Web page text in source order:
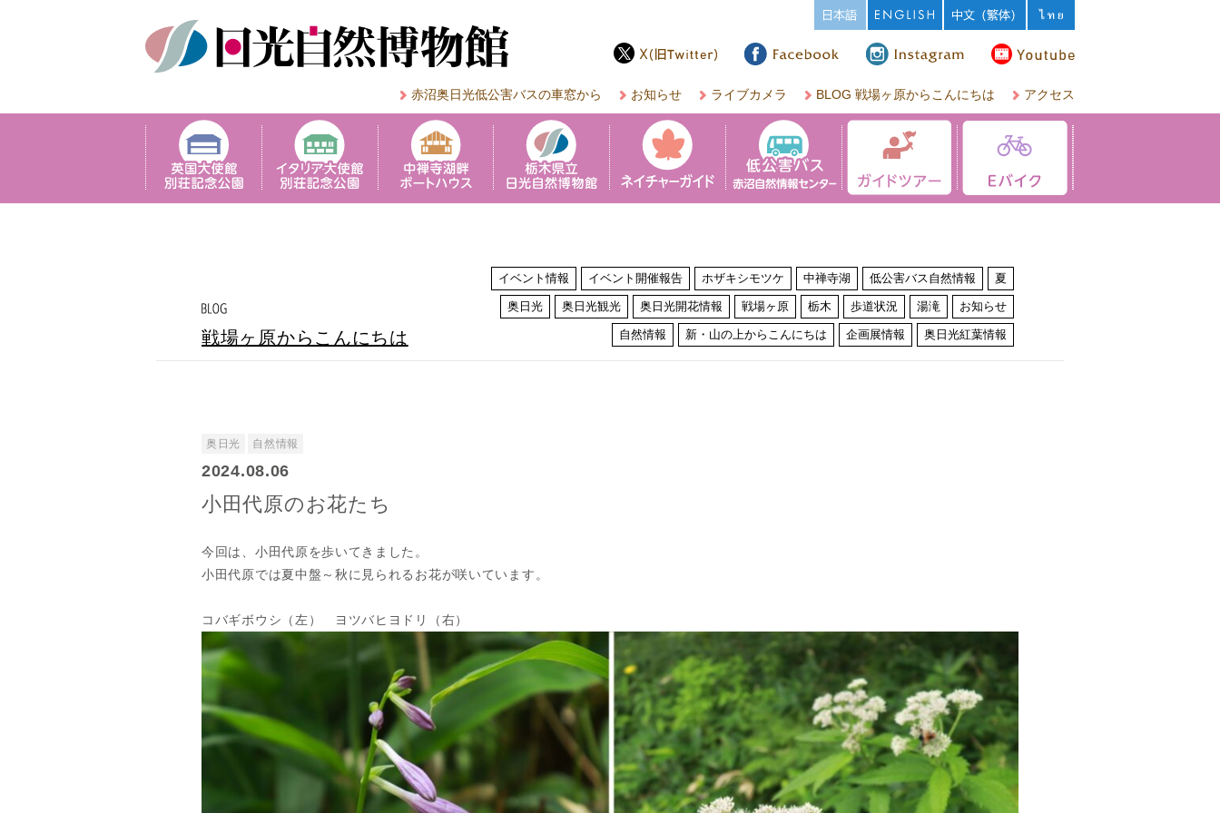
赤沼奥日光低公害バスの車窓から お知らせ ライブカメラ BLOG 戦場ヶ原からこんにちは アクセス
戦場ヶ原からこんにちは
イベント情報 イベント開催報告 ホザキシモツケ 中禅寺湖 低公害バス自然情報 夏
奥日光 奥日光観光 奥日光開花情報 戦場ヶ原 栃木 歩道状況 湯滝 お知らせ
自然情報 新・山の上からこんにちは 企画展情報 奥日光紅葉情報
奥日光 自然情報
2024.08.06
小田代原のお花たち
今回は、小田代原を歩いてきました。
小田代原では夏中盤～秋に見られるお花が咲いています。
コバギボウシ（左） ヨツバヒヨドリ（右）